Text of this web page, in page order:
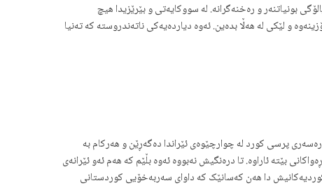
بونیاتنەر و رەخنەگرانە. لە سووکایەتی و بێرێزیدا هیچ
و لێکی لە هەڵا بدەین. ئەوە دیاردەیەکی ناتەندروستە کە تەنیا
پرسی کورد لە چوارچێوەی ئێراندا دەگەڕێن و هەرکام بە
بێتە ئاراوە. تا درەنگیش نەبووە ئەوە بڵێم کە هەم ئەو ئێرانەی
کوردیەکانیش دا هەن کەسانێک کە داوای سەربەخۆیی کوردستانی